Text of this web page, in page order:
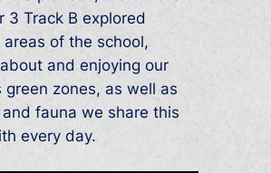
3 Track B explored
of the school,
and enjoying our
green zones, as well as
fauna we share this
every day.